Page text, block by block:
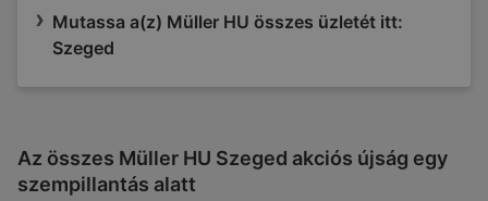
Mutassa a(z) Müller HU összes üzletét itt:
Szeged
Az összes Müller HU Szeged akciós újság egy
szempillantás alatt